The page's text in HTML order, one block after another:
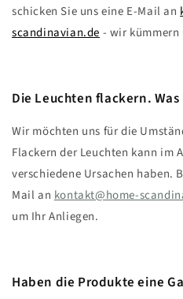
schicken Sie uns eine E-Mail an
scandinavian.de - wir kümmern
Die Leuchten flackern.
Wir möchten uns für die
Flackern der Leuchten kann im
verschiedene Ursachen haben.
Mail an kontakt@home-
um Ihr Anliegen.
Haben die Produkte eine